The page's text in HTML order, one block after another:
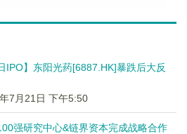
IPO】东阳光药[6887.HK]暴跌后大反
7月21日 下午5:50
强研究中心&链界资本完成战略合作